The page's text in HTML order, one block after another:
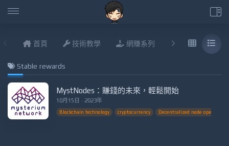
首頁 技術教學 網賺系列 說說進度
Stable rewards
10月15日 · 2023年
MystNodes：賺錢的未來，輕鬆開始
Blockchain technology cryptocurrency Decentralized node operation